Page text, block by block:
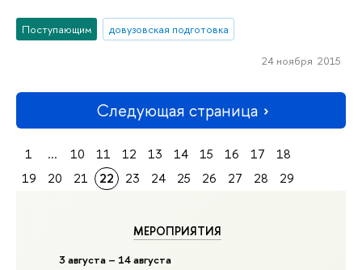
МЕРОПРИЯТИЯ
3 августа – 14 августа
Поступающим довузовская подготовка
24 ноября 2015
Следующая страница
1 ... 10 11 12 13 14 15 16 17
18
19
20 21 22 23 24 25 26 27 28 29